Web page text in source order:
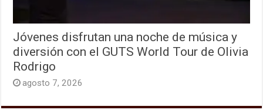
Jóvenes disfrutan una noche de música y
diversión con el GUTS World Tour de Olivia
Rodrigo
agosto 7, 2026